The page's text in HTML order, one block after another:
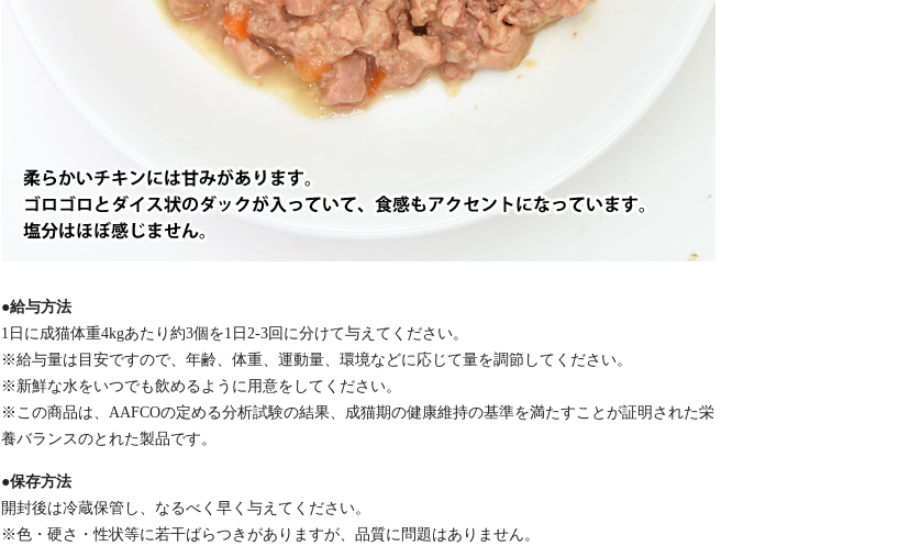
●給与方法
1日に成猫体重4kgあたり約3個を1日2-3回に分けて与えてください。
※給与量は目安ですので、年齢、体重、運動量、環境などに応じて量を調節してください。
※新鮮な水をいつでも飲めるように用意をしてください。
※この商品は、AAFCOの定める分析試験の結果、成猫期の健康維持の基準を満たすことが証明された栄
養バランスのとれた製品です。
●保存方法
開封後は冷蔵保管し、なるべく早く与えてください。
※色・硬さ・性状等に若干ばらつきがありますが、品質に問題はありません。